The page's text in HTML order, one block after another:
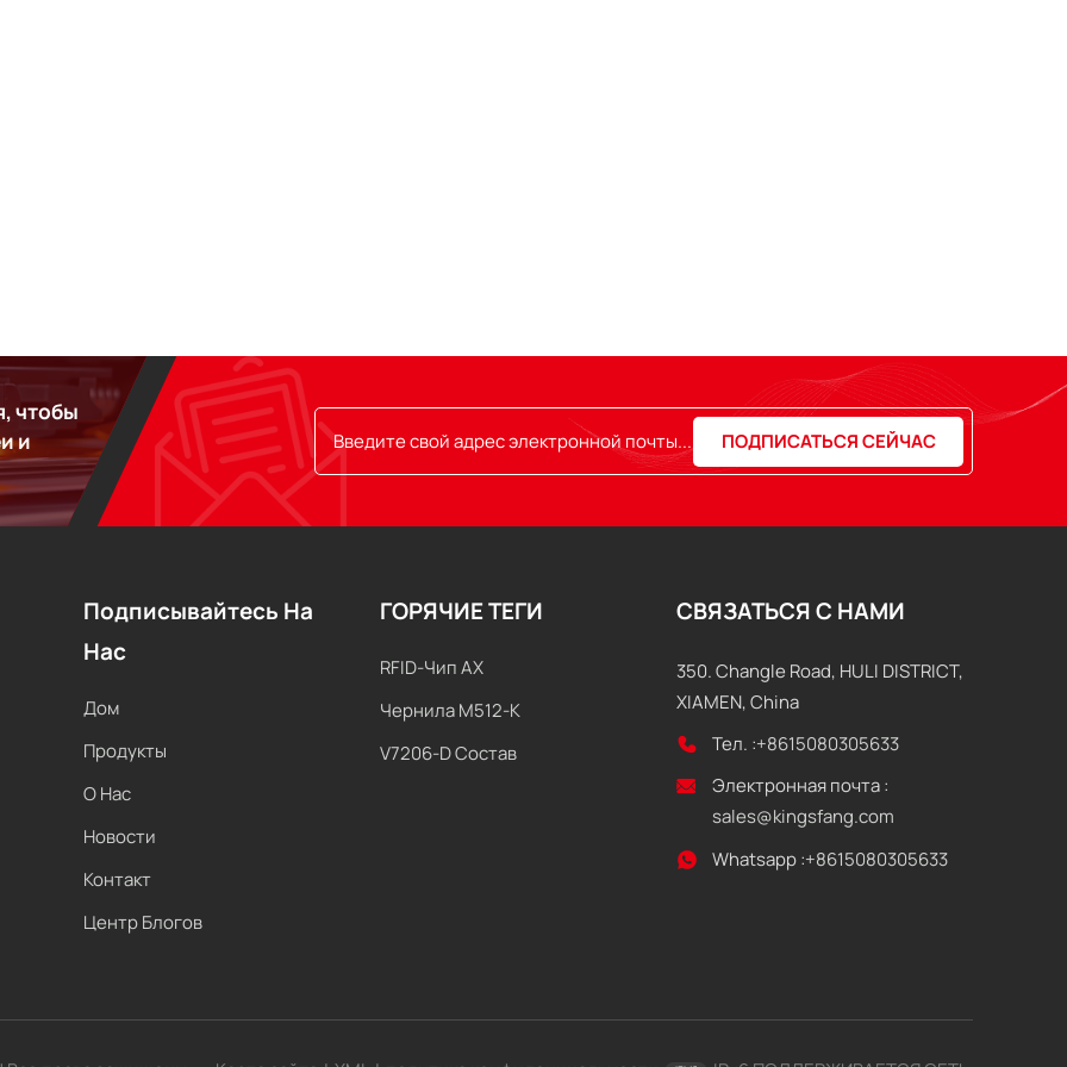
чтобы
и
Подписывайтесь На
Нас
Дом
Продукты
О Нас
Новости
Контакт
Центр Блогов
ГОРЯЧИЕ ТЕГИ
RFID-Чип AX
Чернила M512-K
V7206-D Состав
СВЯЗАТЬСЯ С НАМИ
350. Changle Road, HULI DISTRICT,
XIAMEN, China
Тел. :+8615080305633
Электронная почта :
sales@kingsfang.com
Whatsapp :+8615080305633